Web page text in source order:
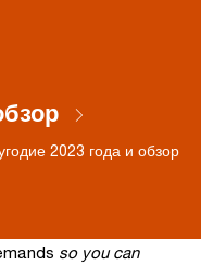
2023 года и обзор
so you can